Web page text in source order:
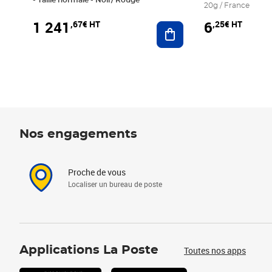
1 241 ,67€ HT Ajouter au panier
20g / France
6,25€ HT
Nos engagements
Proche de vous
Localiser un bureau de poste
Applications La Poste Toutes nos apps